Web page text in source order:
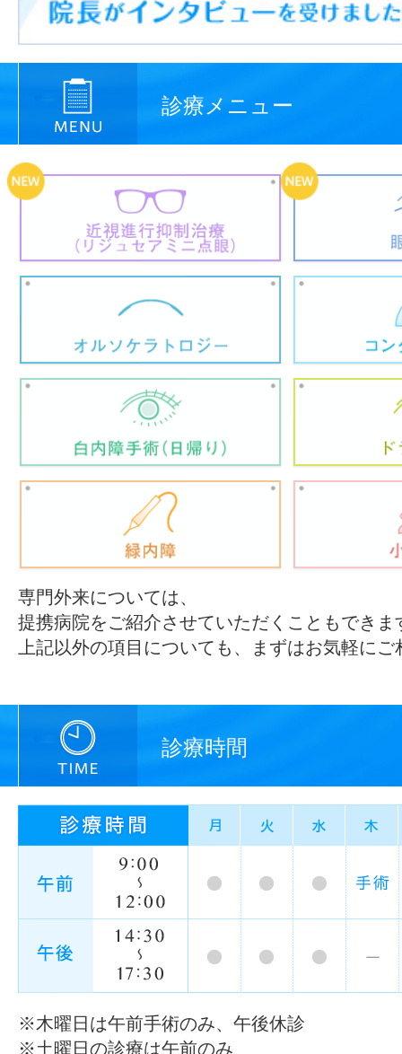
診療メニュー
専門外来については、
提携病院をご紹介させていただくこともできま
上記以外の項目についても、まずはお気軽に
診療時間
※木曜日は午前手術のみ、午後休診
※土曜日の診療は午前のみ